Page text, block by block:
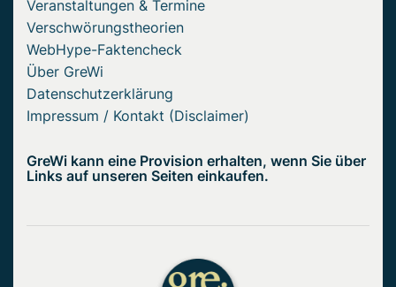
Veranstaltungen & Termine
Verschwörungstheorien
WebHype-Faktencheck
Über GreWi
Datenschutzerklärung
Impressum / Kontakt (Disclaimer)
GreWi kann eine Provision erhalten, wenn Sie über
Links auf unseren Seiten einkaufen.